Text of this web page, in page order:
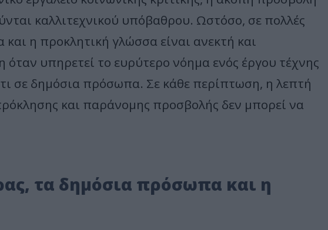
καλλιτεχνικού υπόβαθρου. Ωστόσο, σε πολλές
η προκλητική γλώσσα είναι ανεκτή και
υπηρετεί το ευρύτερο νόημα ενός έργου τέχνης
σε δημόσια πρόσωπα. Σε κάθε περίπτωση, η λεπτή
και παράνομης προσβολής δεν μπορεί να
τα δημόσια πρόσωπα και η